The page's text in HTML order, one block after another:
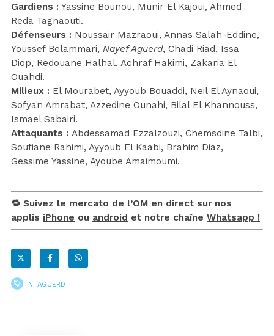
Gardiens : Yassine Bounou, Munir El Kajoui, Ahmed
Reda Tagnaouti.
Défenseurs : Noussair Mazraoui, Annas Salah-Eddine,
Youssef Belammari, Nayef Aguerd, Chadi Riad, Issa
Diop, Redouane Halhal, Achraf Hakimi, Zakaria El
Ouahdi.
Milieux : El Mourabet, Ayyoub Bouaddi, Neil El Aynaoui,
Sofyan Amrabat, Azzedine Ounahi, Bilal El Khannouss,
Ismael Sabairi.
Attaquants : Abdessamad Ezzalzouzi, Chemsdine Talbi,
Soufiane Rahimi, Ayyoub El Kaabi, Brahim Diaz,
Gessime Yassine, Ayoube Amaimoumi.
🔁 Suivez le mercato de l’OM en direct sur nos
applis iPhone ou android et notre chaîne Whatsapp !
N. AGUERD